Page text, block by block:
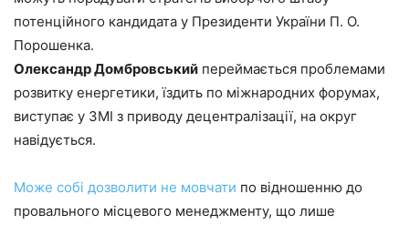
потенційного кандидата у Президенти України П. О.
Порошенка.
Олександр Домбровський переймається проблемами
розвитку енергетики, їздить по міжнародних форумах,
виступає у ЗМІ з приводу децентралізації, на округ
навідується.
Може собі дозволити не мовчати по відношенню до
провального місцевого менеджменту, що лише